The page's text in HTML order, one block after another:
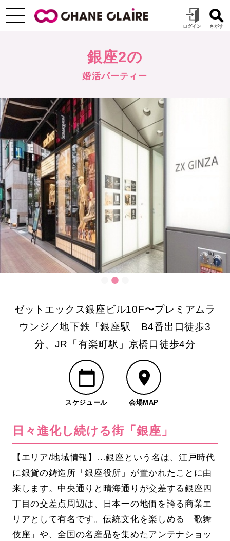
銀座2の
婚活パーティー
ゼットエックス銀座ビル10F〜プレミアムラ
ウンジ／地下鉄「銀座駅」B4番出口徒歩3
分、JR「有楽町駅」京橋口徒歩4分
スケジュール 会場MAP
日々進化し続ける街「銀座」
【エリア/地域情報】…銀座という名は、江戸時代
に銀貨の鋳造所「銀座役所」が置かれたことに由
来します。中央通りと晴海通りが交差する銀座四
丁目の交差点周辺は、日本一の地価を誇る商業エ
リアとして有名です。伝統文化を楽しめる「歌舞
伎座」や、全国の名産品を集めたアンテナショッ